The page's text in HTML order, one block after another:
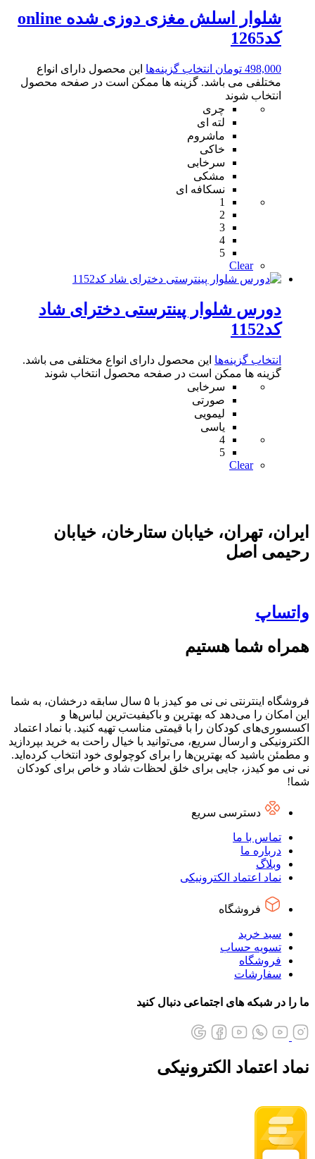
شلوار اسلش مغزی دوزی شده online
کد1265
498,000 تومان انتخاب گزینه‌ها این محصول دارای انواع
مختلفی می باشد. گزینه ها ممکن است در صفحه محصول
انتخاب شوند
چری
لته ای
ماشروم
خاکی
سرخابی
مشکی
نسکافه ای
1
2
3
4
5
Clear
دورس شلوار پینترستی دخترای شاد
کد1152
انتخاب گزینه‌ها این محصول دارای انواع مختلفی می باشد.
گزینه ها ممکن است در صفحه محصول انتخاب شوند
سرخابی
صورتی
لیمویی
یاسی
4
5
Clear
ایران، تهران، خیابان ستارخان، خیابان
رحیمی اصل
واتساپ
همراه شما هستیم
فروشگاه اینترنتی نی نی مو کیدز با ۵ سال سابقه درخشان، به شما
این امکان را می‌دهد که بهترین و باکیفیت‌ترین لباس‌ها و
اکسسوری‌های کودکان را با قیمتی مناسب تهیه کنید. با نماد اعتماد
الکترونیکی و ارسال سریع، می‌توانید با خیال راحت به خرید بپردازید
و مطمئن باشید که بهترین‌ها را برای کوچولوی خود انتخاب کرده‌اید.
نی نی مو کیدز، جایی برای خلق لحظات شاد و خاص برای کودکان
شما!
دسترسی سریع
تماس با ما
درباره ما
وبلاگ
نماد اعتماد الکترونیکی
فروشگاه
سبد خرید
تسویه حساب
فروشگاه
سفارشات
ما را در شبکه های اجتماعی دنبال کنید
نماد اعتماد الکترونیکی